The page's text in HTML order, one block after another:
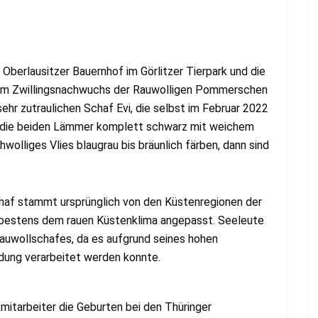
Bauernhof im Görlitzer Tierpark und die
Zwillingsnachwuchs der Rauwolligen Pommerschen
zutraulichen Schaf Evi, die selbst im Februar 2022
beiden Lämmer komplett schwarz mit weichem
Vlies blaugrau bis bräunlich färben, dann sind
stammt ursprünglich von den Küstenregionen der
dem rauen Küstenklima angepasst. Seeleute
da es aufgrund seines hohen
verarbeitet werden konnte.
die Geburten bei den Thüringer